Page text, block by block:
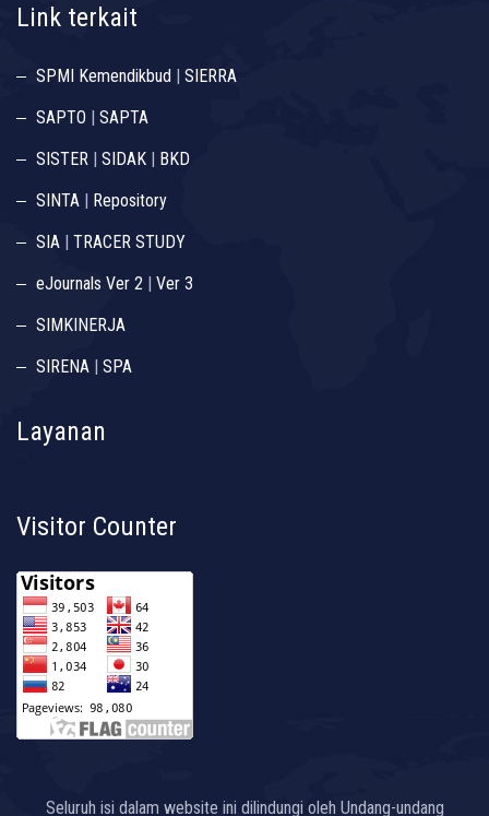
Link terkait
SPMI Kemendikbud | SIERRA
SAPTO | SAPTA
SISTER | SIDAK | BKD
SINTA | Repository
SIA | TRACER STUDY
eJournals Ver 2 | Ver 3
SIMKINERJA
SIRENA | SPA
Layanan
Visitor Counter
Seluruh isi dalam website ini dilindungi oleh Undang-undang